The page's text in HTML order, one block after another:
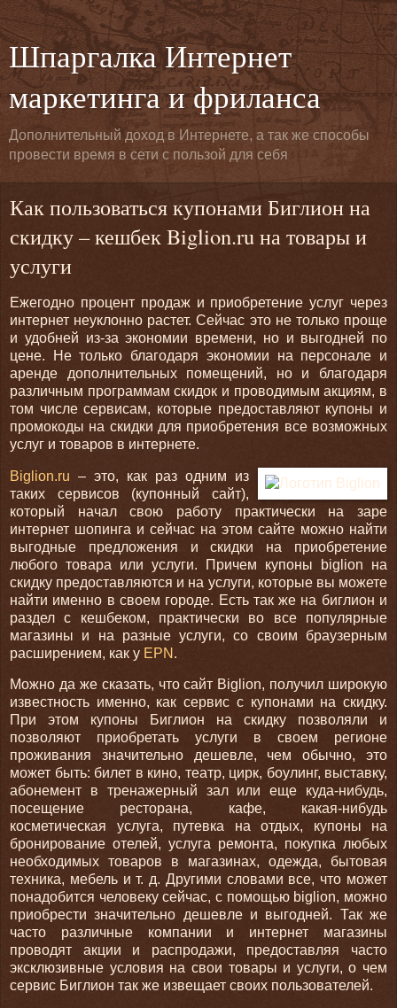
Шпаргалка Интернет
маркетинга и фриланса
Дополнительный доход в Интернете, а так же способы
провести время в сети с пользой для себя
Как пользоваться купонами Биглион на
скидку – кешбек Biglion.ru на товары и
услуги
Ежегодно процент продаж и приобретение услуг через
интернет неуклонно растет. Сейчас это не только проще
и удобней из-за экономии времени, но и выгодней по
цене. Не только благодаря экономии на персонале и
аренде дополнительных помещений, но и благодаря
различным программам скидок и проводимым акциям, в
том числе сервисам, которые предоставляют купоны и
промокоды на скидки для приобретения все возможных
услуг и товаров в интернете.
Biglion.ru – это, как раз одним из
таких сервисов (купонный сайт),
который начал свою работу практически на заре
интернет шопинга и сейчас на этом сайте можно найти
выгодные предложения и скидки на приобретение
любого товара или услуги. Причем купоны biglion на
скидку предоставляются и на услуги, которые вы можете
найти именно в своем городе. Есть так же на биглион и
раздел с кешбеком, практически во все популярные
магазины и на разные услуги, со своим браузерным
расширением, как у EPN .
Можно да же сказать, что сайт Biglion, получил широкую
известность именно, как сервис с купонами на скидку.
При этом купоны Биглион на скидку позволяли и
позволяют приобретать услуги в своем регионе
проживания значительно дешевле, чем обычно, это
может быть: билет в кино, театр, цирк, боулинг, выставку,
абонемент в тренажерный зал или еще куда-нибудь,
посещение ресторана, кафе, какая-нибудь
косметическая услуга, путевка на отдых, купоны на
бронирование отелей, услуга ремонта, покупка любых
необходимых товаров в магазинах, одежда, бытовая
техника, мебель и т. д. Другими словами все, что может
понадобится человеку сейчас, с помощью biglion, можно
приобрести значительно дешевле и выгодней. Так же
часто различные компании и интернет магазины
проводят акции и распродажи, предоставляя часто
эксклюзивные условия на свои товары и услуги, о чем
сервис Биглион так же извещает своих пользователей.